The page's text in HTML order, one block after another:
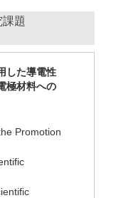
題
した導電性
極材料への
Promotion